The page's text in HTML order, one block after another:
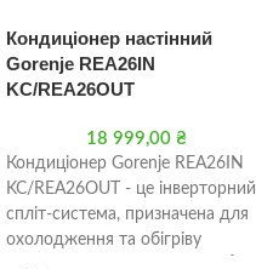
Кондиціонер настінний
Gorenje REA26IN
KC/REA26OUT
18 999,00 ₴
Кондиціонер Gorenje REA26IN
KC/REA26OUT - це інверторний
спліт-система, призначена для
охолодження та обігріву